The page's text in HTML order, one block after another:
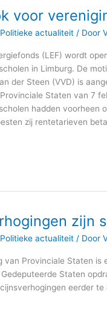
voor
actualiteit / Door
(LEF) wordt
in Limburg. De
der Steen (VVD) is
Staten van 7
hadden voorheen
zij rentetarieven
zijn
actualiteit / Door
van Provinciale Staten is
Staten
eerder te